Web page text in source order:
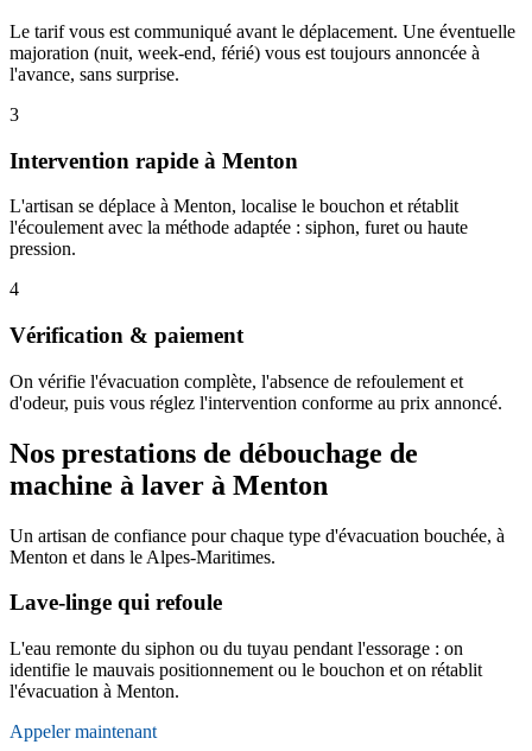
Le tarif vous est communiqué avant le déplacement. Une éventuelle
majoration (nuit, week-end, férié) vous est toujours annoncée à
l'avance, sans surprise.
3
Intervention rapide à Menton
L'artisan se déplace à Menton, localise le bouchon et rétablit
l'écoulement avec la méthode adaptée : siphon, furet ou haute
pression.
4
Vérification & paiement
On vérifie l'évacuation complète, l'absence de refoulement et
d'odeur, puis vous réglez l'intervention conforme au prix annoncé.
Nos prestations de débouchage de
machine à laver à Menton
Un artisan de confiance pour chaque type d'évacuation bouchée, à
Menton et dans le Alpes-Maritimes.
Lave-linge qui refoule
L'eau remonte du siphon ou du tuyau pendant l'essorage : on
identifie le mauvais positionnement ou le bouchon et on rétablit
l'évacuation à Menton.
Appeler maintenant